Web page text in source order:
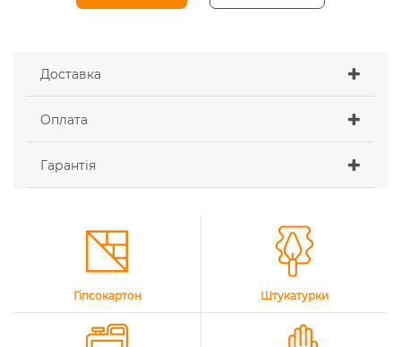
Доставка
Оплата
Гарантія
Гіпсокартон Штукатурки